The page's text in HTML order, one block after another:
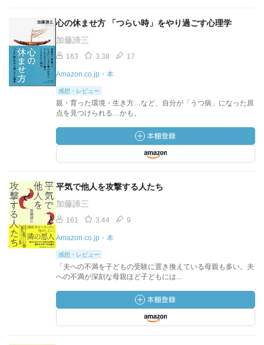
心の休ませ方 「つらい時」をやり過ごす心理学
加藤諦三
163 3.38 17
Amazon.co.jp・本
感想・レビュー
親・育った環境・生き方…など、自分が「うつ病」になった原
点を見つけられる…かも。
平気で他人を攻撃する人たち
加藤諦三
161 3.44 9
Amazon.co.jp・本
感想・レビュー
「夫への不満を子どもの受験に置き換えている母親も多い。夫
への不満が深刻な母親ほど子どもには...